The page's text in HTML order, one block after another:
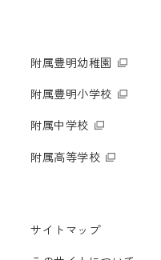
附属豊明幼稚園
附属豊明小学校
附属中学校
附属高等学校
サイトマップ